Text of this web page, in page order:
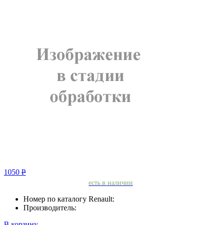
1050 Р
есть в наличии
Номер по каталогу Renault:
Производитель: